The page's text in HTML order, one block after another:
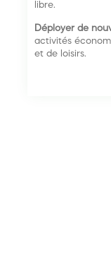
libre.
Déployer de
activités
et de loisirs.